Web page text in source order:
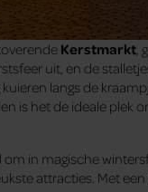
Kerstmarkt
uit, en de
langs de
is het de ideale plek
in magische
attracties. Met een